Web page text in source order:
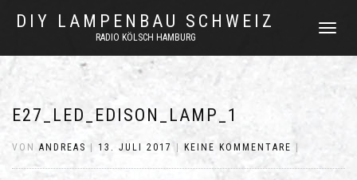
DIY LAMPENBAU SCHWEIZ
RADIO KÖLSCH HAMBURG
E27_LED_EDISON_LAMP_1
VONANDREAS 13. JULI 2017 KEINE KOMMENTARE